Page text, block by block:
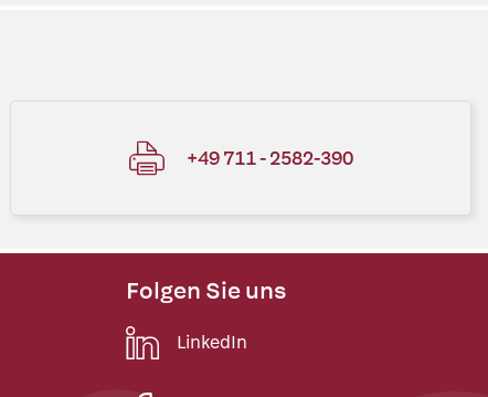
+49 711 - 2582-390
Folgen Sie uns
LinkedIn